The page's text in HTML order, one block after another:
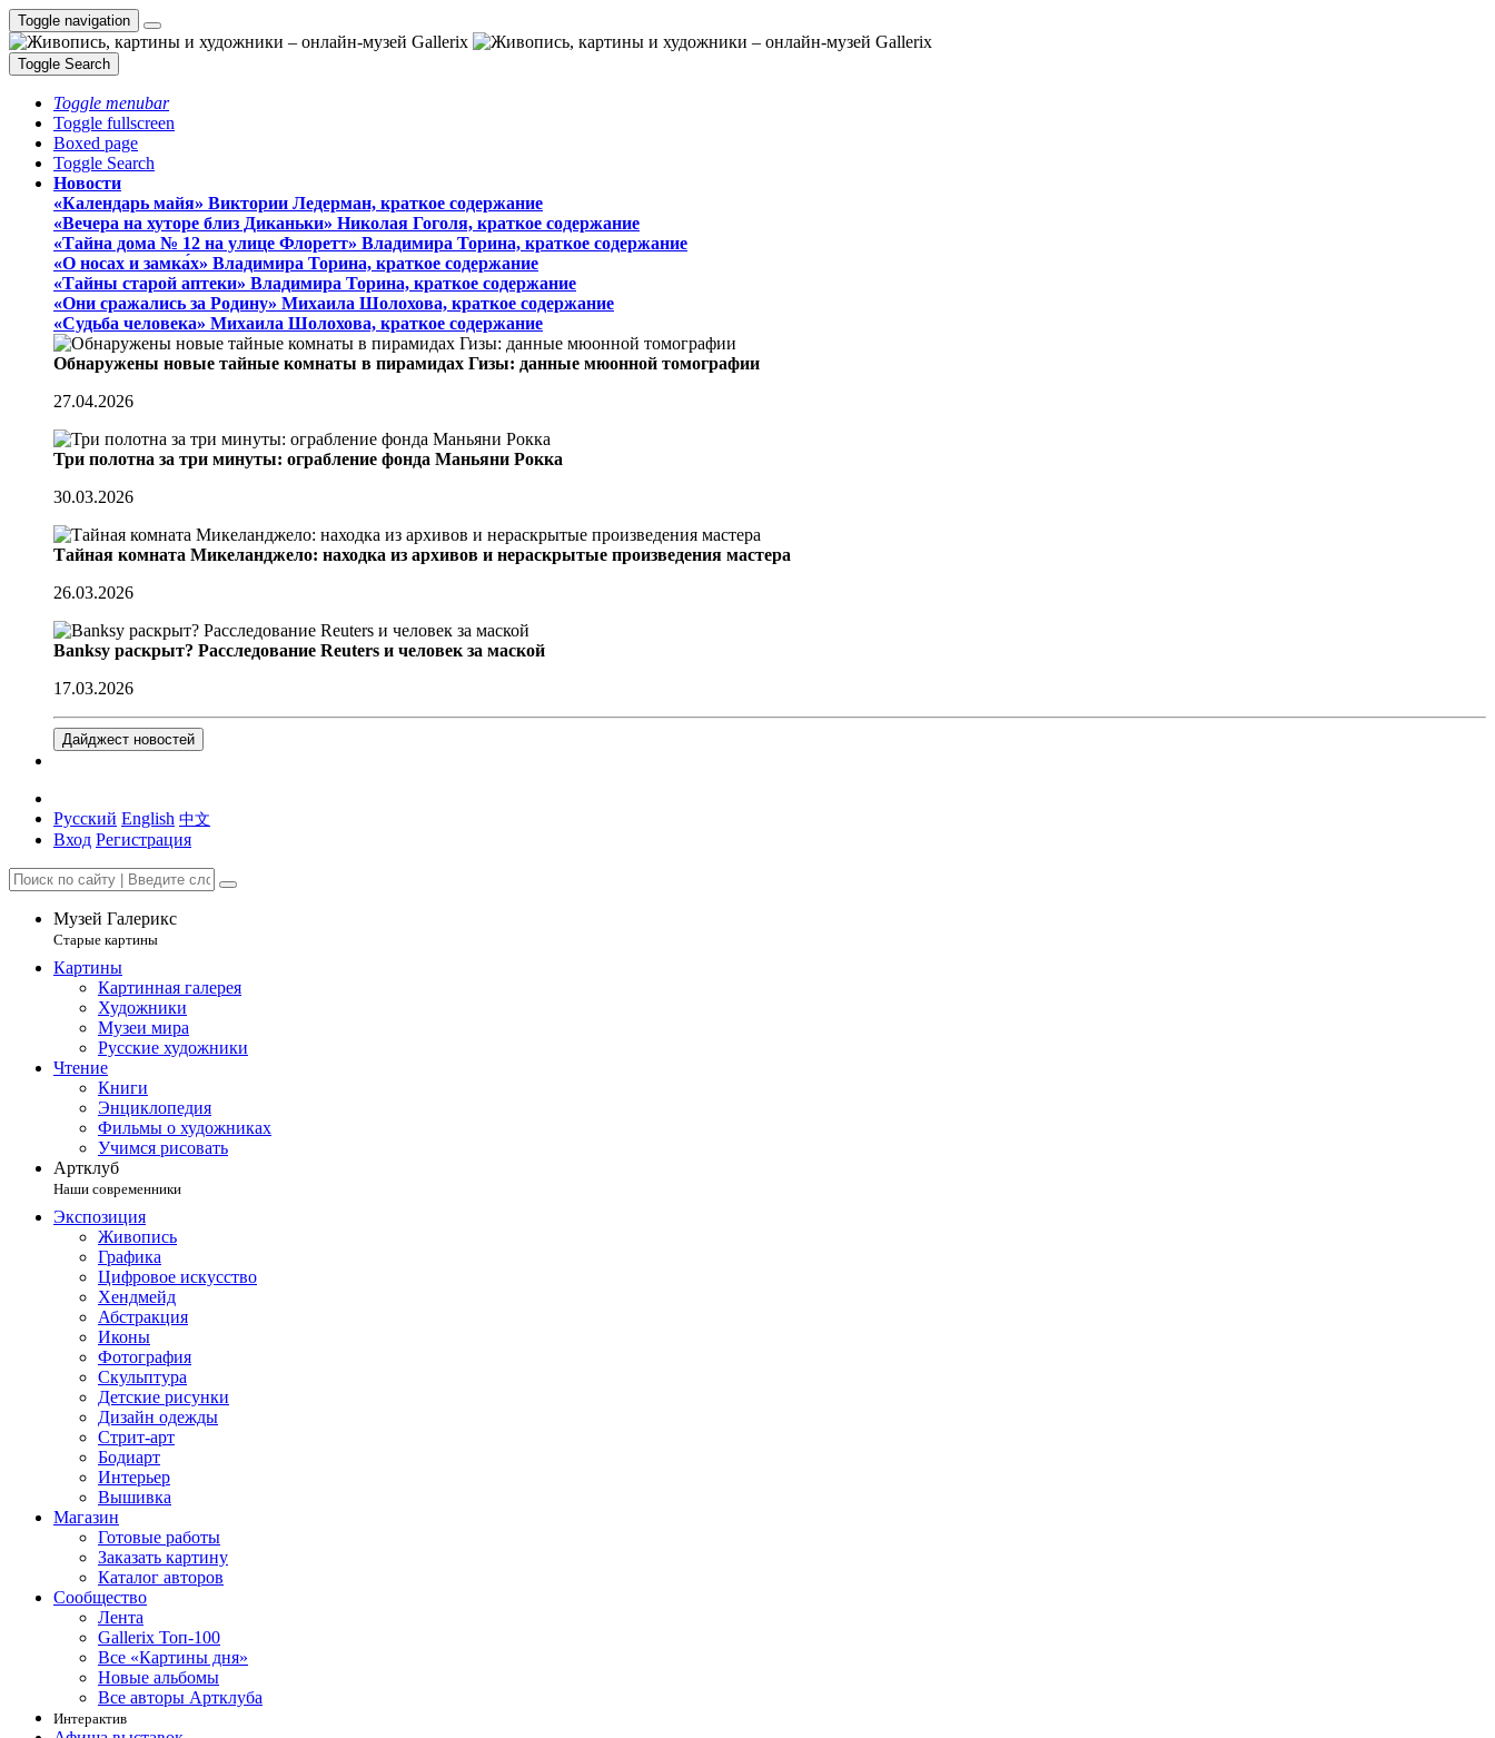
Toggle navigation
Toggle Search
Toggle menubar
Toggle fullscreen
Boxed page
Toggle Search
Новости
«Календарь майя» Виктории Ледерман, краткое содержание
«Вечера на хуторе близ Диканьки» Николая Гоголя, краткое содержание
«Тайна дома № 12 на улице Флоретт» Владимира Торина, краткое содержание
«О носах и замка́х» Владимира Торина, краткое содержание
«Тайны старой аптеки» Владимира Торина, краткое содержание
«Они сражались за Родину» Михаила Шолохова, краткое содержание
«Судьба человека» Михаила Шолохова, краткое содержание
Обнаружены новые тайные комнаты в пирамидах Гизы: данные мюонной томографии
27.04.2026
Три полотна за три минуты: ограбление фонда Маньяни Рокка
30.03.2026
Тайная комната Микеланджело: находка из архивов и нераскрытые произведения мастера
26.03.2026
Banksy раскрыт? Расследование Reuters и человек за маской
17.03.2026
Дайджест новостей
Русский English 中文
Вход Регистрация
Музей Галерикс
Старые картины
Картины
Картинная галерея
Художники
Музеи мира
Русские художники
Чтение
Книги
Энциклопедия
Фильмы о художниках
Учимся рисовать
Артклуб
Наши современники
Экспозиция
Живопись
Графика
Цифровое искусство
Хендмейд
Абстракция
Иконы
Фотография
Скульптура
Детские рисунки
Дизайн одежды
Стрит-арт
Бодиарт
Интерьер
Вышивка
Магазин
Готовые работы
Заказать картину
Каталог авторов
Сообщество
Лента
Gallerix Топ-100
Все «Картины дня»
Новые альбомы
Все авторы Артклуба
Интерактив